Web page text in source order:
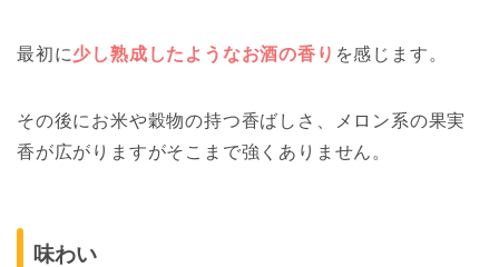
最初に少し熟成したようなお酒の香り を感じます。
その後にお米や穀物の持つ香ばしさ、メロン系の果実
香が広がりますがそこまで強くありません。
味わい